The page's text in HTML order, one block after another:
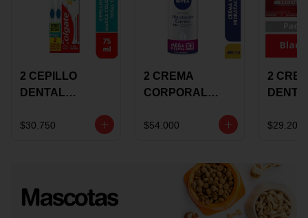
2 CEPILLO
DENTAL
+CREMA
$30.750
2 CREMA
CORPORAL
EXPRESS
OFERTA
$54.000
2
$29.200